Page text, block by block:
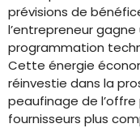
prévisions de
l’entrepreneur
programmation
Cette énergie
réinvestie dans la
peaufinage de
fournisseurs plus